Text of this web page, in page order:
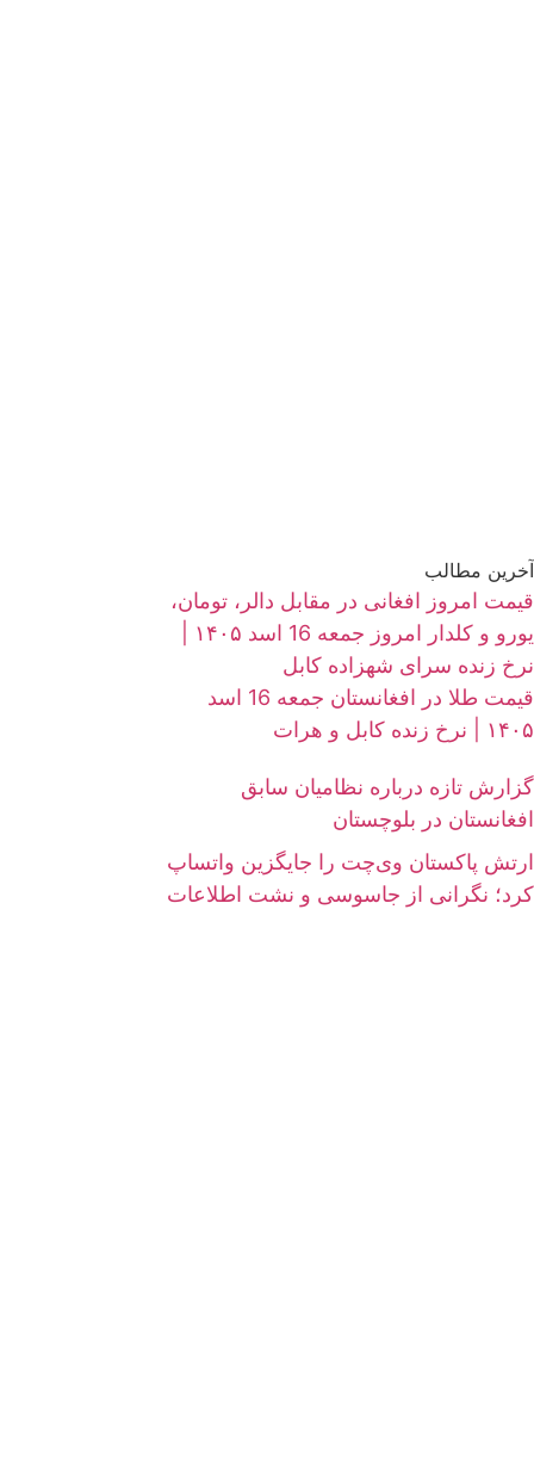
آخرین مطالب
قیمت امروز افغانی در مقابل دالر، تومان،
نرخ زنده سرای شهزاده کابل
قیمت طلا در افغانستان جمعه 16 اسد
۱۴۰۵ | نرخ زنده کابل و هرات
گزارش تازه درباره نظامیان سابق
افغانستان در بلوچستان
ارتش پاکستان وی‌چت را جایگزین واتساپ
کرد؛ نگرانی از جاسوسی و نشت اطلاعات